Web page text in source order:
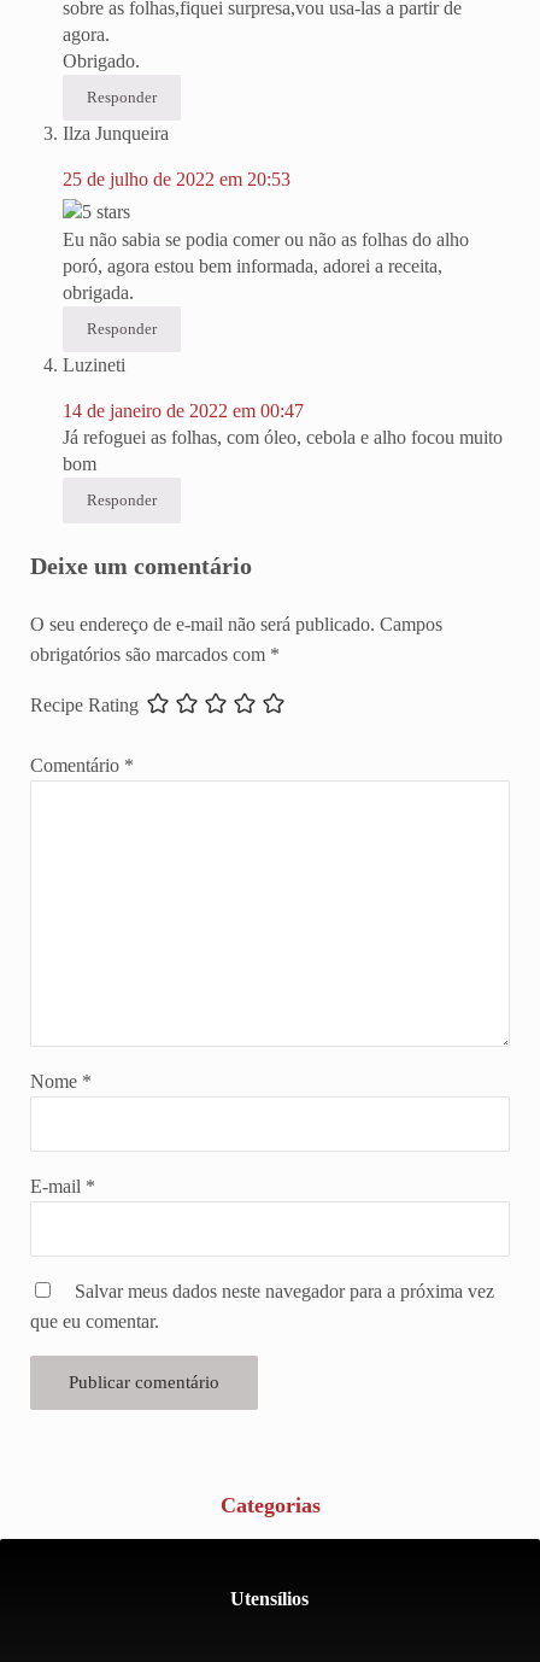
sobre as folhas,fiquei surpresa,vou usa-las a partir de
agora.
Obrigado.
Responder
Ilza Junqueira
25 de julho de 2022 em 20:53
Eu não sabia se podia comer ou não as folhas do alho
poró, agora estou bem informada, adorei a receita,
obrigada.
Responder
Luzineti
14 de janeiro de 2022 em 00:47
Já refoguei as folhas, com óleo, cebola e alho focou muito
bom
Responder
Deixe um comentário
O seu endereço de e-mail não será publicado. Campos
obrigatórios são marcados com *
Recipe Rating
Comentário *
Nome *
E-mail *
Salvar meus dados neste navegador para a próxima vez
que eu comentar.
Categorias
Utensílios